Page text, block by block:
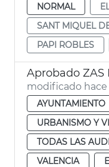
NORMAL
SANT MIQUEL
PAPI ROBLES
Aprobado ZAS
modificado hace
AYUNTAMIENTO
URBANISMO Y
TODAS LAS
VALENCIA